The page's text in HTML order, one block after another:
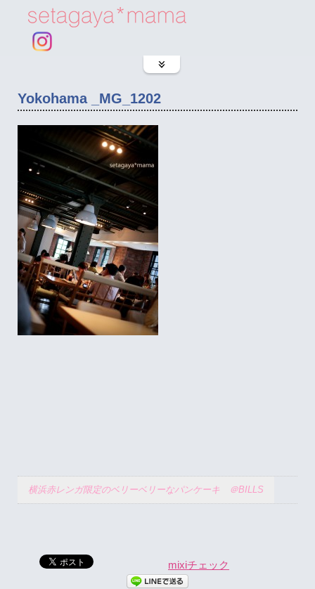
Yokohama _MG_1202
横浜赤レンガ限定のベリーベリーなパンケーキ ＠BILLS
mixiチェック